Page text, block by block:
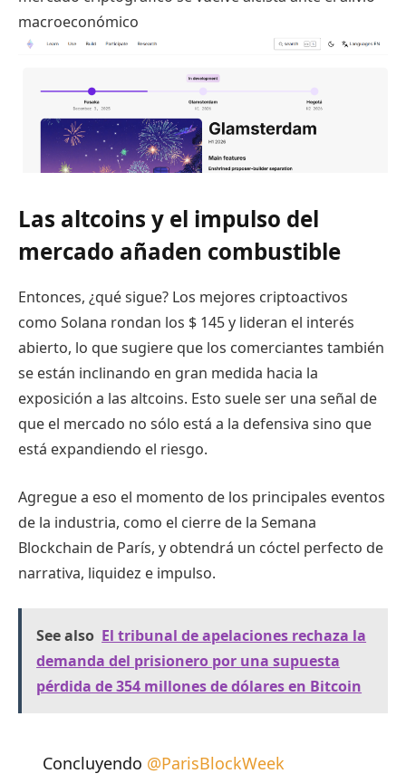
Las altcoins y el impulso del
mercado añaden combustible
Entonces, ¿qué sigue? Los mejores criptoactivos
como Solana rondan los $ 145 y lideran el interés
abierto, lo que sugiere que los comerciantes también
se están inclinando en gran medida hacia la
exposición a las altcoins. Esto suele ser una señal de
que el mercado no sólo está a la defensiva sino que
está expandiendo el riesgo.
Agregue a eso el momento de los principales eventos
de la industria, como el cierre de la Semana
Blockchain de París, y obtendrá un cóctel perfecto de
narrativa, liquidez e impulso.
See also El tribunal de apelaciones rechaza la
demanda del prisionero por una supuesta
pérdida de 354 millones de dólares en Bitcoin
Concluyendo @ParisBlockWeek